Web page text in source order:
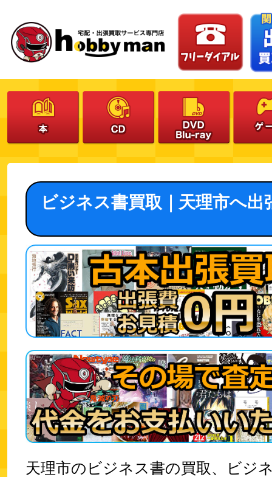
ビジネス書買取｜天理市へ出
天理市のビジネス書の買取、ビジ